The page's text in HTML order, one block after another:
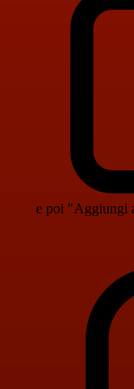
e poi "Aggiungi